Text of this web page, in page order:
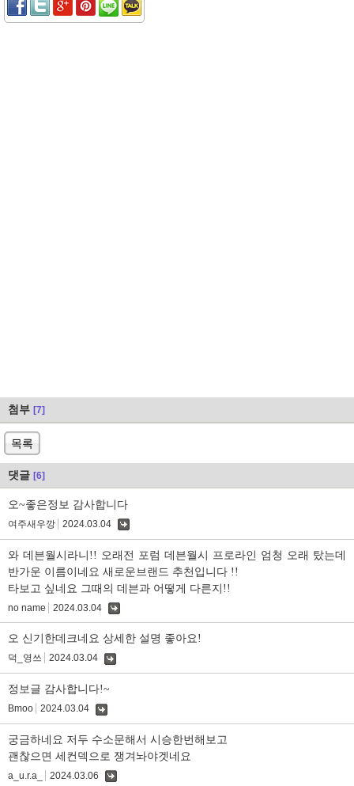
첨부 [7]
목록
댓글 [6]
오~좋은정보 감사합니다
여주새우깡 2024.03.04
와 데븐월시라니!! 오래전 포럼 데븐월시 프로라인 엄청 오래 탔는데
반가운 이름이네요 새로운브랜드 추천입니다 !!
타보고 싶네요 그때의 데븐과 어떻게 다른지!!
no name 2024.03.04
글
오 신기한데크네요 상세한 설명 좋아요!
덕_영쓰 2024.03.04
정보글 감사합니다!~
Bmoo 2024.03.04
궁금하네요 저두 수소문해서 시승한번해보고
괜찮으면 세컨덱으로 쟁겨놔야겟네요
a_u.r.a_ 2024.03.06